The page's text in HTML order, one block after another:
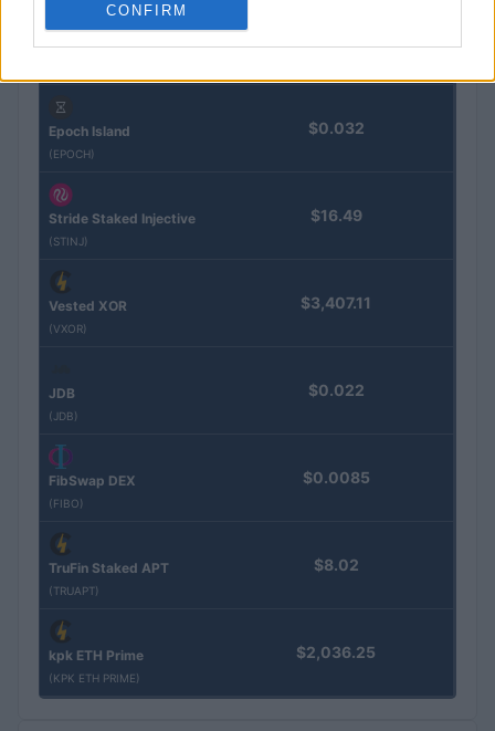
CONFIRM
Morpho Vault
$100,000,000,000,000.00
Epoch Island
(EPOCH)
$0.032
Stride Staked Injective
(STINJ)
$16.49
Vested XOR
(VXOR)
$3,407.11
JDB
(JDB)
$0.022
FibSwap DEX
(FIBO)
$0.0085
TruFin Staked APT
(TRUAPT)
$8.02
kpk ETH Prime
(KPK ETH PRIME)
$2,036.25